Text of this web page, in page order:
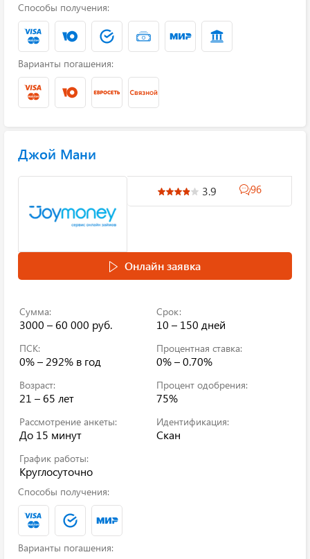
Способы получения:
Варианты погашения:
Джой Мани
3.9 96
Онлайн заявка
Сумма:
3000 – 60 000 руб.
Срок:
10 – 150 дней
ПСК:
0% – 292% в год
Процентная ставка:
0% – 0.70%
Возраст:
21 – 65 лет
Процент одобрения:
75%
Рассмотрение анкеты:
До 15 минут
Идентификация:
Скан
График работы:
Круглосуточно
Способы получения:
Варианты погашения: